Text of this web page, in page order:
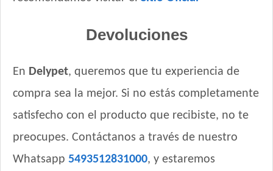
Devoluciones
En Delypet, queremos que tu experiencia de
compra sea la mejor. Si no estás completamente
satisfecho con el producto que recibiste, no te
preocupes. Contáctanos a través de nuestro
Whatsapp 5493512831000, y estaremos